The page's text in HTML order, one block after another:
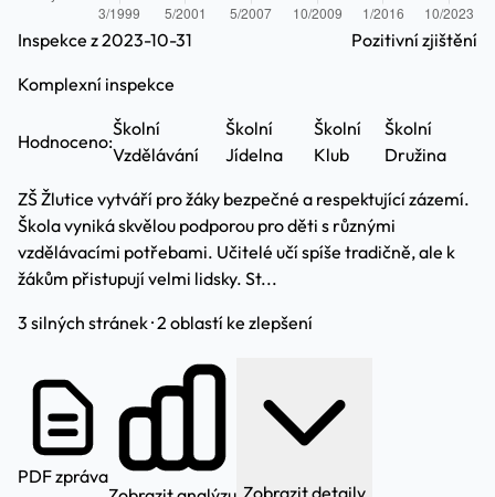
Inspekce z 2023-10-31
Komplexní inspekce
Pozitivní zjištění
Hodnoceno:
Školní
Vzdělávání
Školní
Jídelna
Školní
Klub
Školní
Družina
ZŠ Žlutice vytváří pro žáky bezpečné a respektující zázemí.
Škola vyniká skvělou podporou pro děti s různými
vzdělávacími potřebami. Učitelé učí spíše tradičně, ale k
žákům přistupují velmi lidsky. St...
3 silných stránek · 2 oblastí ke zlepšení
PDF zpráva
Zobrazit detaily